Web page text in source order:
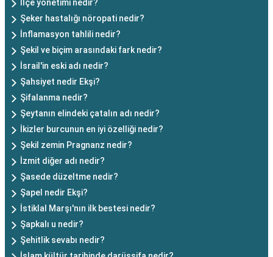
İlçe yönetimi nedir?
Şeker hastalığı nöropati nedir?
İnflamasyon tahlili nedir?
Şekil ve biçim arasındaki fark nedir?
İsrail'in eski adı nedir?
Şahsiyet nedir Ekşi?
Şifalanma nedir?
Şeytanın elindeki çatalın adı nedir?
İkizler burcunun en iyi özelliği nedir?
Şekil zemin Pragnanz nedir?
İzmit diğer adı nedir?
Şasede düzeltme nedir?
Şapel nedir Ekşi?
İstiklal Marşı'nın ilk bestesi nedir?
Şapkalı u nedir?
Şehitlik sevabı nedir?